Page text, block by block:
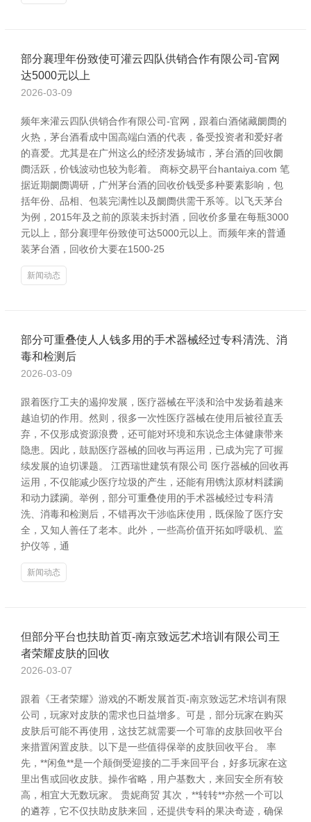
部分襄理年份致使可灌云四队供销合作有限公司-官网
达5000元以上
2026-03-09
频年来灌云四队供销合作有限公司-官网，跟着白酒储藏阛阓的
火热，茅台酒看成中国高端白酒的代表，备受投资者和爱好者
的喜爱。尤其是在广州这么的经济发扬城市，茅台酒的回收阛
阓活跃，价钱波动也较为彰着。 商标交易平台hantaiya.com 笔
据近期阛阓调研，广州茅台酒的回收价钱受多种要素影响，包
括年份、品相、包装完满性以及阛阓供需干系等。以飞天茅台
为例，2015年及之前的原装未拆封酒，回收价多量在每瓶3000
元以上，部分襄理年份致使可达5000元以上。而频年来的普通
装茅台酒，回收价大要在1500-25
新闻动态
部分可重叠使人人钱多用的手术器械经过专科清洗、消
毒和检测后
2026-03-09
跟着医疗工夫的遏抑发展，医疗器械在平淡和洽中发扬着越来
越迫切的作用。然则，很多一次性医疗器械在使用后被径直丢
弃，不仅形成资源浪费，还可能对环境和东说念主体健康带来
隐患。因此，鼓励医疗器械的回收与再运用，已成为完了可握
续发展的迫切课题。 江西瑞世建筑有限公司 医疗器械的回收再
运用，不仅能减少医疗垃圾的产生，还能有用镌汰原材料蹂躏
和动力蹂躏。举例，部分可重叠使用的手术器械经过专科清
洗、消毒和检测后，不错再次干涉临床使用，既保险了医疗安
全，又知人善任了老本。此外，一些高价值开拓如呼吸机、监
护仪等，通
新闻动态
但部分平台也扶助首页-南京致远艺术培训有限公司王
者荣耀皮肤的回收
2026-03-07
跟着《王者荣耀》游戏的不断发展首页-南京致远艺术培训有限
公司，玩家对皮肤的需求也日益增多。可是，部分玩家在购买
皮肤后可能不再使用，这技艺就需要一个可靠的皮肤回收平台
来措置闲置皮肤。以下是一些值得保举的皮肤回收平台。 率
先，**闲鱼**是一个颠倒受迎接的二手来回平台，好多玩家在这
里出售或回收皮肤。操作省略，用户基数大，来回安全所有较
高，相宜大无数玩家。 贵妮商贸 其次，**转转**亦然一个可以
的遴荐，它不仅扶助皮肤来回，还提供专科的果决奇迹，确保